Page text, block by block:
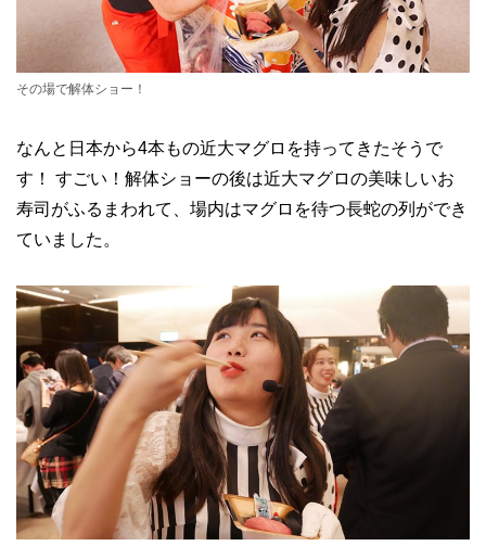
その場で解体ショー！
なんと日本から4本もの近大マグロを持ってきたそうで
す！ すごい！解体ショーの後は近大マグロの美味しいお
寿司がふるまわれて、場内はマグロを待つ長蛇の列ができ
ていました。